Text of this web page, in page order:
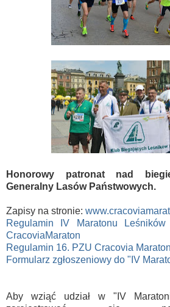
Honorowy patronat nad
Generalny Lasów Państwowych.
Zapisy na stronie:
Regulamin IV Maratonu
CracoviaMaraton
Regulamin 16. PZU Cracovia Maraton
Formularz zgłoszeniowy do "IV
Aby wziąć udział w "IV